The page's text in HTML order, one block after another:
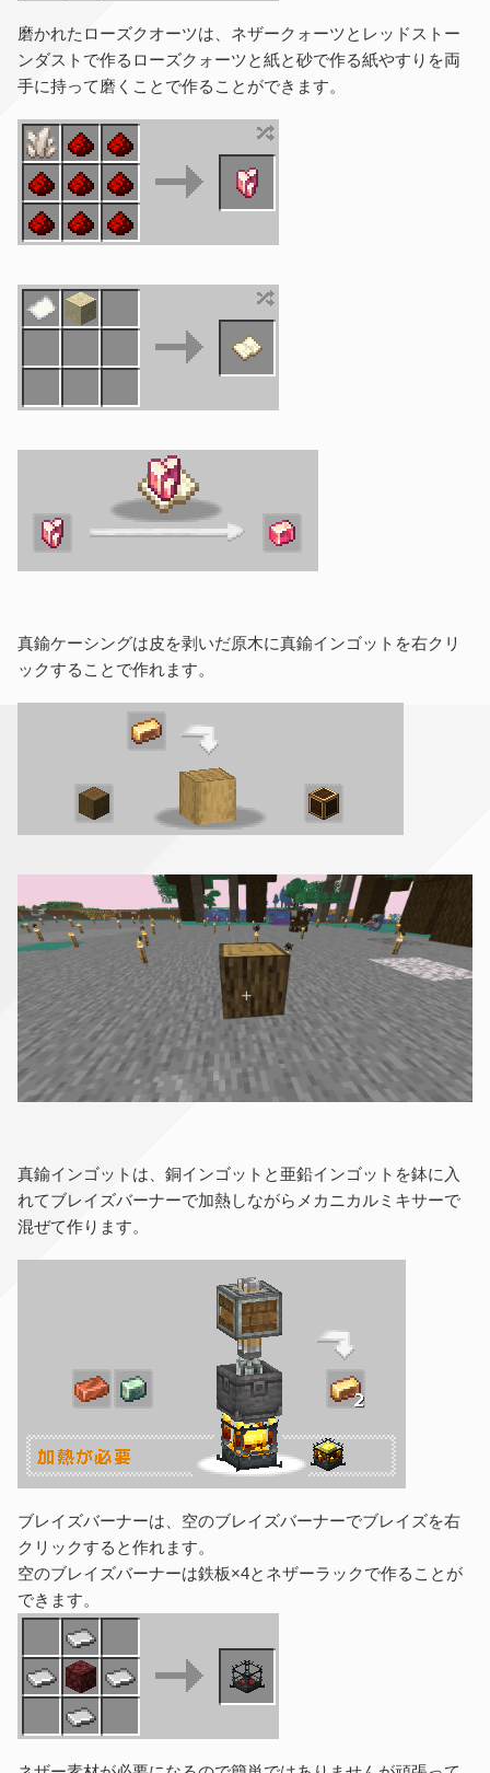
磨かれたローズクオーツは、ネザークォーツとレッドストー
ンダストで作るローズクォーツと紙と砂で作る紙やすりを両
手に持って磨くことで作ることができます。
真鍮ケーシングは皮を剥いだ原木に真鍮インゴットを右クリ
ックすることで作れます。
真鍮インゴットは、銅インゴットと亜鉛インゴットを鉢に入
れてブレイズバーナーで加熱しながらメカニカルミキサーで
混ぜて作ります。
ブレイズバーナーは、空のブレイズバーナーでブレイズを右
クリックすると作れます。
空のブレイズバーナーは鉄板×4とネザーラックで作ることが
できます。